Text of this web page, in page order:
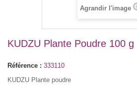
Agrandir l'image
KUDZU Plante Poudre 100 g
Référence : 333110
KUDZU Plante poudre